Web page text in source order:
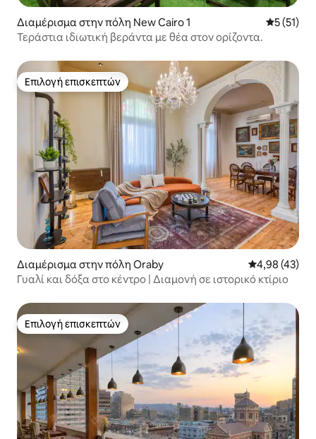
Διαμέρισμα στην πόλη New Cairo 1 Μέση
5 (51)
Τεράστια ιδιωτική βεράντα με θέα στον ορίζοντα.
Επιλογή επισκεπτών
Επιλογή επισκεπτών
Διαμέρισμα στην πόλη Oraby Μέση
4,98 (43)
Γυαλί και δόξα στο κέντρο | Διαμονή σε ιστορικό κτίριο
Επιλογή επισκεπτών
Επιλογή επισκεπτών